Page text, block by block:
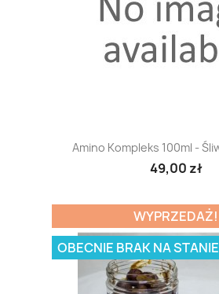
Amino Kompleks 100ml -
49,00 zł
WYPRZEDAŻ!
OBECNIE BRAK NA STANIE